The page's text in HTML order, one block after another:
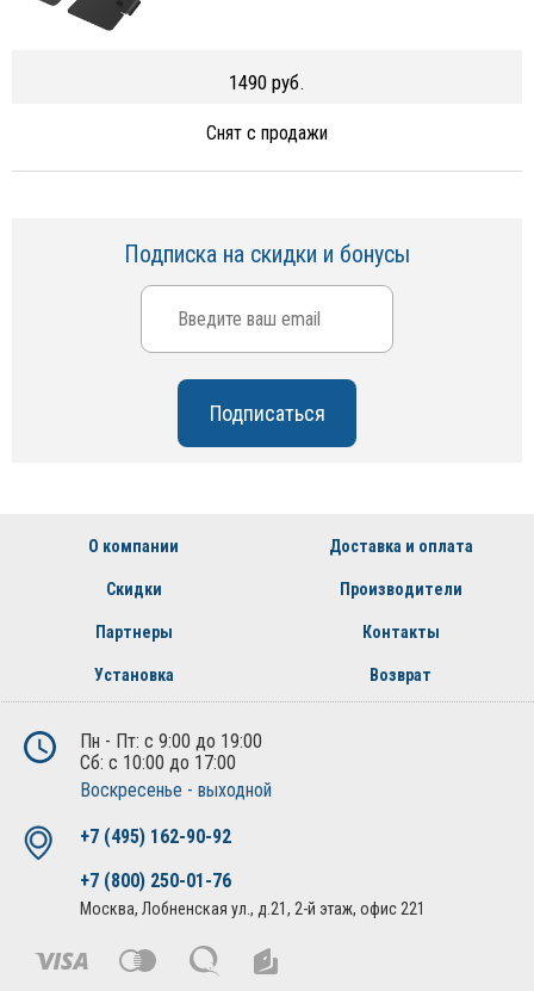
1490 руб.
Снят с продажи
Подписка на скидки и бонусы
О компании Доставка и оплата
Скидки Производители
Партнеры Контакты
Установка Возврат
Пн - Пт: с 9:00 до 19:00
Сб: с 10:00 до 17:00
Воскресенье - выходной
+7 (495) 162-90-92
+7 (800) 250-01-76
Москва, Лобненская ул., д.21, 2-й этаж, офис 221